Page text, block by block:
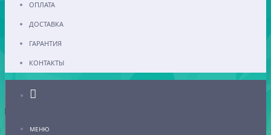
ОПЛАТА
ДОСТАВКА
ГАРАНТИЯ
КОНТАКТЫ
МЕНЮ